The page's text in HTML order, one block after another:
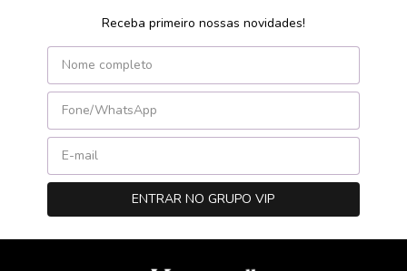
Receba primeiro nossas novidades!